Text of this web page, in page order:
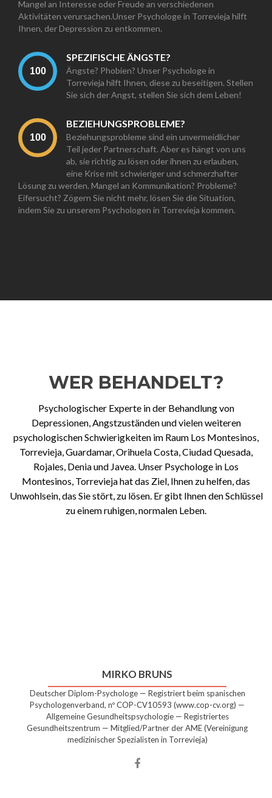
Mangel an Interesse oder Freude an verschiedenen
Aktivitäten verursachen.Unser Psychologe in Torrevieja hilft
Ihnen, der Depression zu entkommen.
SPEZIFISCHE ÄNGSTE?
Ängste? Phobien? Unser Psychologe in
Torrevieja hilft Ihnen, diese zu beseitigen. Stellen
Sie sich der Angst, stellen Sie sich dem Leben!
BEZIEHUNGSPROBLEME?
Beziehungsprobleme sind ein unvermeidlicher
Teil jeder Partnerschaft. Aber es hängt von uns
ab, sie richtig zu lösen oder ihnen zu erlauben,
eine Krise mit schwieriger und schmerzhafter
Lösung zu werden. Mangel an Kommunikation? Probleme?
Eifersucht? Zögern Sie nicht mehr, lösen Sie die Situation,
indem Sie zu unserem Psychologen in Torrevieja kommen.
WER BEHANDELT?
Psychologischer Experte in der Behandlung von
Depressionen, Angstzuständen und vielen weiteren
psychologischen Schwierigkeiten im Raum Los Montesinos,
Torrevieja, Guardamar, Orihuela Costa, Ciudad Quesada,
Rojales, Denia und Javea. Unser Psychologe in Los
Montesinos, Torrevieja hat das Ziel, Ihnen zu helfen, das
Unwohlsein, das Sie stört, zu lösen. Er gibt Ihnen den Schlüssel
zu einem ruhigen, normalen Leben.
MIRKO BRUNS
Deutscher Diplom-Psychologe — Registriert beim spanischen
Psychologenverband, nº COP-CV10593 (www.cop-cv.org) —
Allgemeine Gesundheitspsychologie — Registriertes
Gesundheitszentrum — Mitglied/Partner der AME (Vereinigung
medizinischer Spezialisten in Torrevieja)
Facebook